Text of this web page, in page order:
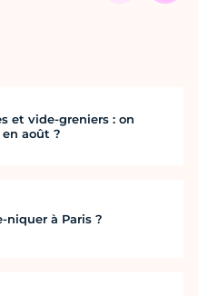
et vide-greniers : on
août ?
niquer à Paris ?